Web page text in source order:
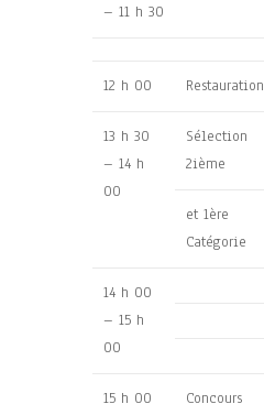
– 11 h 30
12 h 00 Restauration
13 h 30
– 14 h
00
Sélection
2ième
et 1ère
Catégorie
14 h 00
– 15 h
00
15 h 00
Concours